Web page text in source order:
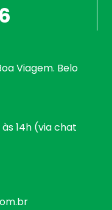
Viagem. Belo
às 14h (via chat